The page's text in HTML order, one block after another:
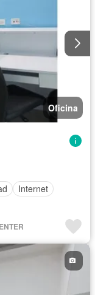
Oficina
Internet